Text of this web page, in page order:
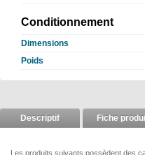
Conditionnement
Dimensions
Poids
Descriptif Fiche
Les produits suivants possèdent des